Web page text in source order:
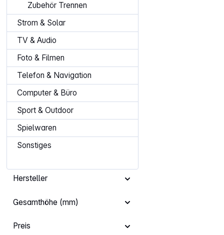
Zubehör Trennen
Strom & Solar
TV & Audio
Foto & Filmen
Telefon & Navigation
Computer & Büro
Sport & Outdoor
Spielwaren
Sonstiges
Hersteller
Gesamthöhe (mm)
Preis